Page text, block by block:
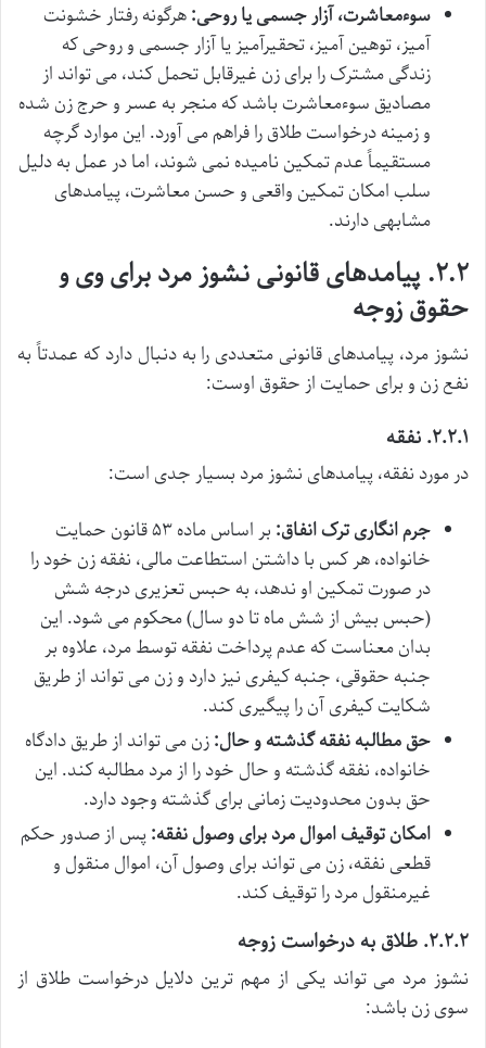
سوءمعاشرت، آزار جسمی یا روحی:هرگونه رفتار خشونت
آمیز، توهین آمیز، تحقیرآمیز یا آزار جسمی و روحی که
زندگی مشترک را برای زن غیرقابل تحمل کند، می تواند از
مصادیق سوءمعاشرت باشد که منجر به عسر و حرج زن شده
و زمینه درخواست طلاق را فراهم می آورد. این موارد گرچه
مستقیماً عدم تمکین نامیده نمی شوند، اما در عمل به دلیل
سلب امکان تمکین واقعی و حسن معاشرت، پیامدهای
مشابهی دارند.
۲.۲. پیامدهای قانونی نشوز مرد برای وی و
حقوق زوجه
نشوز مرد، پیامدهای قانونی متعددی را به دنبال دارد که عمدتاً به
نفع زن و برای حمایت از حقوق اوست:
۲.۲.۱. نفقه
در مورد نفقه، پیامدهای نشوز مرد بسیار جدی است:
جرم انگاری ترک انفاق:
بر اساس ماده ۵۳ قانون حمایت
خانواده، هر کس با داشتن استطاعت مالی، نفقه زن خود را
در صورت تمکین او ندهد، به حبس تعزیری درجه شش
(حبس بیش از شش ماه تا دو سال) محکوم می شود. این
بدان معناست که عدم پرداخت نفقه توسط مرد، علاوه بر
جنبه حقوقی، جنبه کیفری نیز دارد و زن می تواند از طریق
شکایت کیفری آن را پیگیری کند.
حق مطالبه نفقه گذشته و حال:زن می تواند از طریق دادگاه
خانواده، نفقه گذشته و حال خود را از مرد مطالبه کند. این
حق بدون محدودیت زمانی برای گذشته وجود دارد.
امکان توقیف اموال مرد برای وصول نفقه:پس از صدور حکم
قطعی نفقه، زن می تواند برای وصول آن، اموال منقول و
غیرمنقول مرد را توقیف کند.
۲.۲.۲. طلاق به درخواست زوجه
نشوز مرد می تواند یکی از مهم ترین دلایل درخواست طلاق از
سوی زن باشد: